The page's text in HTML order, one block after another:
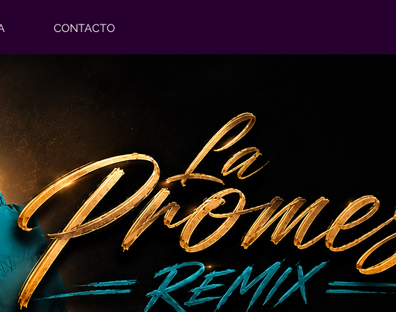
CONTACTO